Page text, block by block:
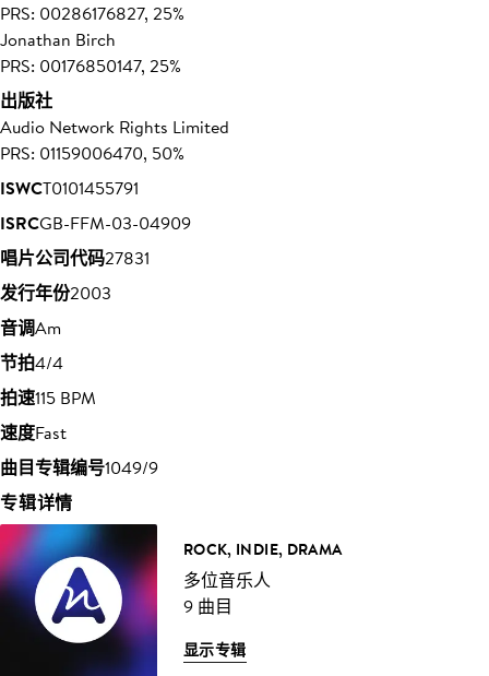
PRS: 00286176827, 25%
Jonathan Birch
PRS: 00176850147, 25%
出版社
Audio Network Rights Limited
PRS: 01159006470, 50%
ISWCT0101455791
ISRCGB-FFM-03-04909
唱片公司代码27831
发行年份2003
音调Am
节拍4/4
拍速115 BPM
速度Fast
曲目专辑编号1049/9
专辑详情
ROCK, INDIE, DRAMA
多位音乐人
9 曲目
显示专辑